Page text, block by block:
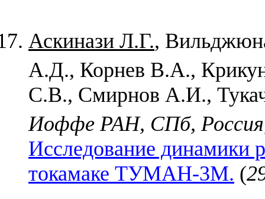
Аскинази Л.Г.,
А.Д., Корнев В.А.,
С.В., Смирнов А.И.,
Иоффе РАН, СПб,
Исследование динамики
токамаке ТУМАН-3М. (